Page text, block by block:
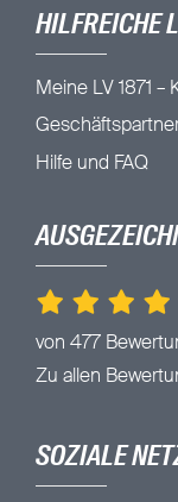
HILFREICHE
Meine LV 1871 –
Hilfe und FAQ
von 477
Zu allen
SOZIALE